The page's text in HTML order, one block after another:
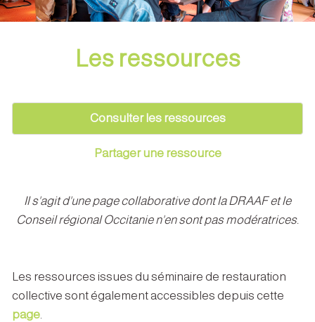
Les ressources
Consulter les ressources
Partager une ressource
Il s'agit d'une page collaborative dont la DRAAF et le
Conseil régional Occitanie n'en sont pas modératrices.
Les ressources issues du séminaire de restauration
collective sont également accessibles depuis cette
page.